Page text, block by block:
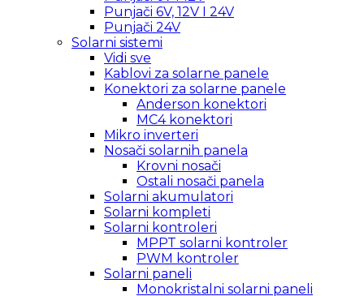
Punjači 6V, 12V I 24V
Punjači 24V
Solarni sistemi
Vidi sve
Kablovi za solarne panele
Konektori za solarne panele
Anderson konektori
MC4 konektori
Mikro inverteri
Nosači solarnih panela
Krovni nosači
Ostali nosači panela
Solarni akumulatori
Solarni kompleti
Solarni kontroleri
MPPT solarni kontroler
PWM kontroler
Solarni paneli
Monokristalni solarni paneli